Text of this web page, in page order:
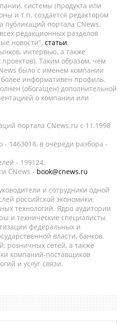
системы (продукта или
и т.п. создается редактором
публикаций портала CNews.
редакционных разделов
новости", статьи,
интервью, а также
Таким образом, чем
было с именем компании
более информативен профиль.
(обогащен) дополнительной
о компании или
портала CNews.ru c 11.1998
1463018, в очереди разбора -
- 199124.
CNews - book@cnews.ru
и сотрудники одной
российской экономики:
технологий. Ядро аудитории
и технические специалисты
федеральных и
власти, банков,
розничных сетей, а также
компаний-поставщиков
и услуг связи.